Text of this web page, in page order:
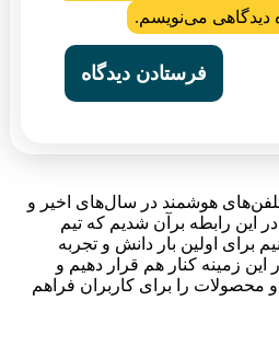
دیدگاهی می‌نویسم.
هوشمند در سال‌های اخیر و
این رابطه برآن شدیم که تیم
برای اولین بار دانش و تجربه
زمینه کنار هم قرار دهیم و
و محصولات را برای کاربران فراهم